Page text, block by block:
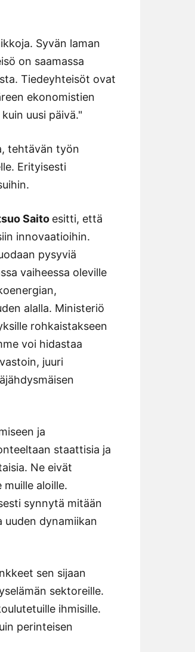
Syvän laman
on saamassa
Tiedeyhteisöt ovat
ekonomistien
uusi päivä."
tehtävän työn
Erityisesti
Saito esitti, että
innovaatioihin.
pysyviä
vaiheessa oleville
alalla. Ministeriö
rohkaistakseen
voi hidastaa
juuri
ja
staattisia ja
Ne eivät
aloille.
synnytä mitään
uuden dynamiikan
sen sijaan
sektoreille.
ihmisille.
perinteisen